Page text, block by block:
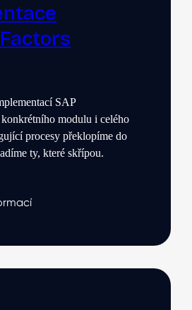
SAP
konkrétního modulu i celého
procesy překlopíme do
ty, které skřípou.